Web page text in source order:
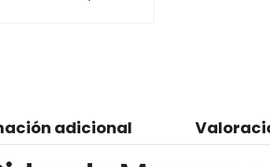
adicional